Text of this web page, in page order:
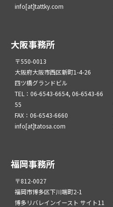
info[at]tattky.com
大阪事務所
〒550-0013
大阪府大阪市西区新町1-4-26
四ツ橋グランドビル
TEL：06-6543-6654, 06-6543-66
55
FAX：06-6543-6660
info[at]tatosa.com
福岡事務所
〒812-0027
福岡市博多区下川端町2-1
博多リバレインイースト サイト11